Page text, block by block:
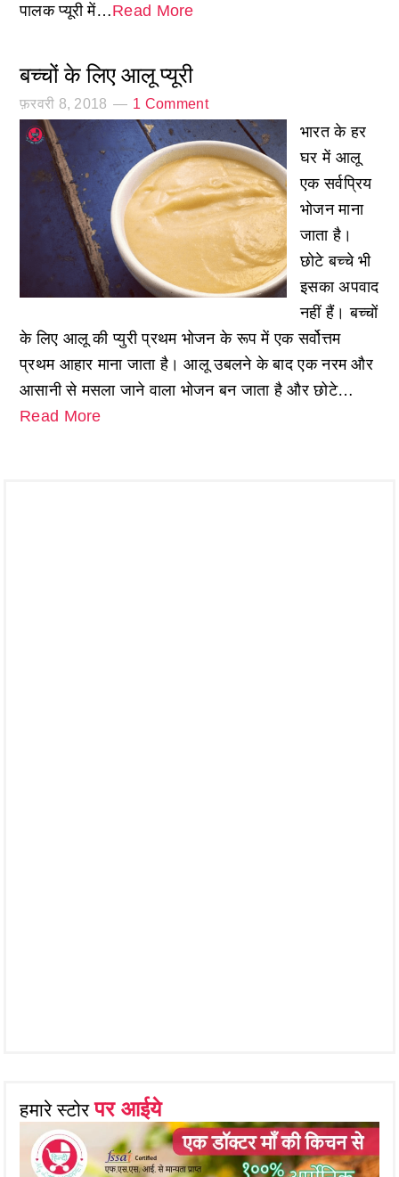
पालक प्यूरी में…Read More
बच्चों के लिए आलू प्यूरी
फ़रवरी 8, 2018 1 Comment
भारत के हर
घर में आलू
एक सर्वप्रिय
भोजन माना
जाता है।
छोटे बच्चे भी
इसका अपवाद
नहीं हैं। बच्चों
के लिए आलू की प्युरी प्रथम भोजन के रूप में एक सर्वोत्तम
प्रथम आहार माना जाता है। आलू उबलने के बाद एक नरम और
आसानी से मसला जाने वाला भोजन बन जाता है और छोटे…
Read More
हमारे स्टोरपर आईये